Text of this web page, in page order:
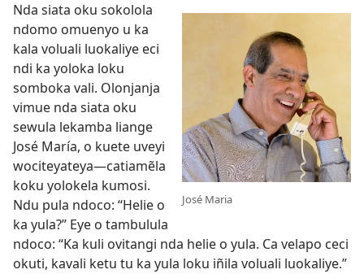
José Maria
Nda siata oku sokolola
ndomo omuenyo u ka
kala voluali luokaliye eci
ndi ka yoloka loku
somboka vali. Olonjanja
vimue nda siata oku
sewula lekamba liange
José María, o kuete uveyi
wociteyateya—catiamẽla
koku yolokela kumosi.
Ndu pula ndoco: “Helie o
ka yula?” Eye o tambulula
ndoco: “Ka kuli ovitangi nda helie o yula. Ca velapo ceci
okuti, kavali ketu tu ka yula loku iñila voluali luokaliye.”